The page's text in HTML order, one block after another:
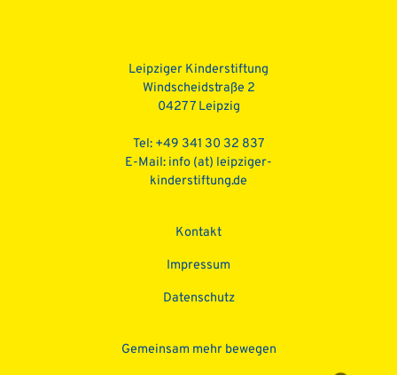
Leipziger Kinderstiftung
Windscheidstraße 2
04277 Leipzig
Tel: +49 341 30 32 837
E-Mail: info (at) leipziger-
kinderstiftung.de
Kontakt
Impressum
Datenschutz­
Gemeinsam mehr bewegen